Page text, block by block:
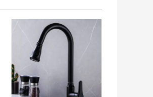
सबसे अच्छी कीमत